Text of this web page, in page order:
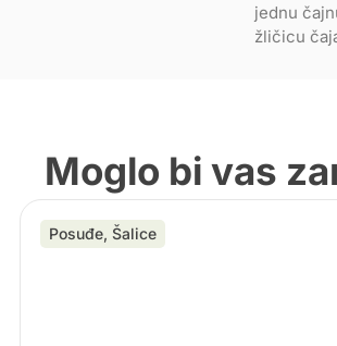
jednu
žličicu
Moglo bi vas
Posuđe, Šalice